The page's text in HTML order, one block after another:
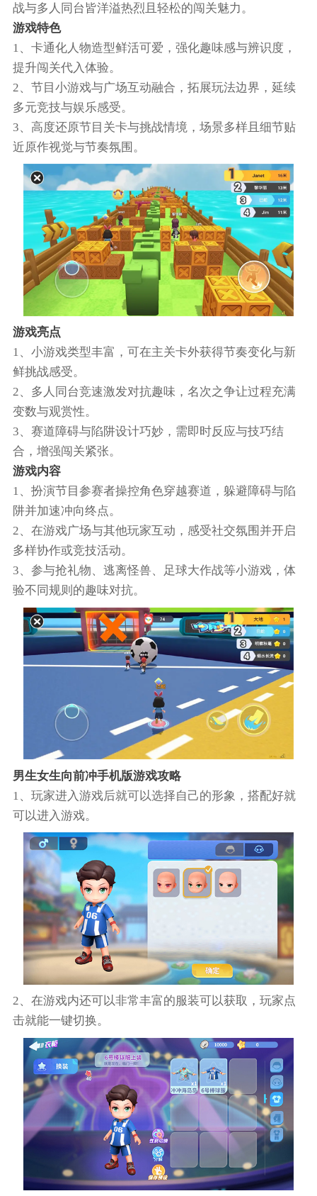
战与多人同台皆洋溢热烈且轻松的闯关魅力。
游戏特色
1、卡通化人物造型鲜活可爱，强化趣味感与辨识度，
提升闯关代入体验。
2、节目小游戏与广场互动融合，拓展玩法边界，延续
多元竞技与娱乐感受。
3、高度还原节目关卡与挑战情境，场景多样且细节贴
近原作视觉与节奏氛围。
游戏亮点
1、小游戏类型丰富，可在主关卡外获得节奏变化与新
鲜挑战感受。
2、多人同台竞速激发对抗趣味，名次之争让过程充满
变数与观赏性。
3、赛道障碍与陷阱设计巧妙，需即时反应与技巧结
合，增强闯关紧张。
游戏内容
1、扮演节目参赛者操控角色穿越赛道，躲避障碍与陷
阱并加速冲向终点。
2、在游戏广场与其他玩家互动，感受社交氛围并开启
多样协作或竞技活动。
3、参与抢礼物、逃离怪兽、足球大作战等小游戏，体
验不同规则的趣味对抗。
男生女生向前冲手机版游戏攻略
1、玩家进入游戏后就可以选择自己的形象，搭配好就
可以进入游戏。
2、在游戏内还可以非常丰富的服装可以获取，玩家点
击就能一键切换。